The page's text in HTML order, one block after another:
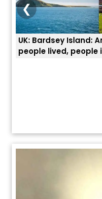
UK: Bardsey Island:
people lived, people
❮